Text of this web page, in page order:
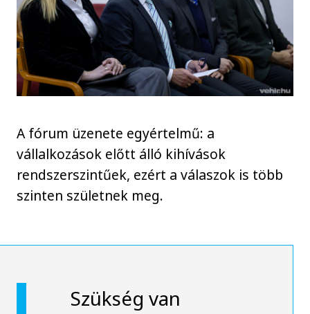
A fórum üzenete egyértelmű: a
vállalkozások előtt álló kihívások
rendszerszintűek, ezért a válaszok is több
szinten születnek meg.
Szükség van